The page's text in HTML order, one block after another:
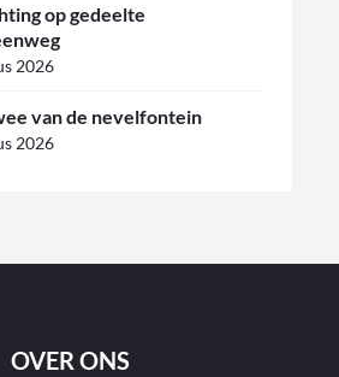
op gedeelte
2026
van de nevelfontein
2026
OVER ONS